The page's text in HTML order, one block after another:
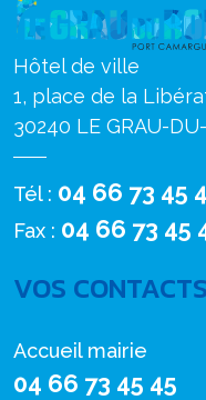
Hôtel de ville
1, place de la
30240 LE GRAU-
Tél : 04 66 73 45
Fax : 04 66 73 45
VOS CONTACTS
Accueil mairie
04 66 73 45 45